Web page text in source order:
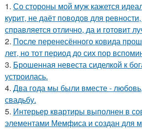
1. Со стороны мой муж кажется
курит, не даёт поводов для
справляется отлично, да и готовит
2. После перенесённого ковида
лет, но тот период до сих пор
3. Брошенная невеста сиделкой к
устроилась.
4. Два года мы были вместе -
свадьбу.
5. Интерьер квартиры выполнен в
элементами Мемфиса и создан для